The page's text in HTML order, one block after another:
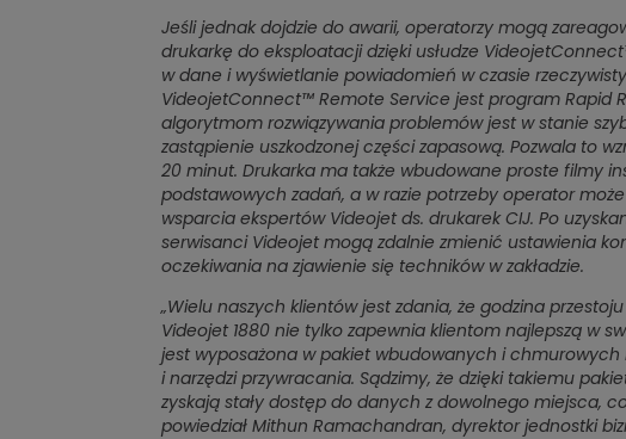
Jeśli jednak dojdzie do awarii, operatorzy mogą
drukarkę do eksploatacji dzięki usłudze
w dane i wyświetlanie powiadomień w czasie
VideojetConnect™ Remote Service jest program Rapid
algorytmom rozwiązywania problemów jest w stanie
zastąpienie uszkodzonej części zapasową. Pozwala to
20 minut. Drukarka ma także wbudowane proste filmy
podstawowych zadań, a w razie potrzeby operator
wsparcia ekspertów Videojet ds. drukarek CIJ. Po
serwisanci Videojet mogą zdalnie zmienić ustawienia
oczekiwania na zjawienie się techników w zakładzie.
„Wielu naszych klientów jest zdania, że godzina
Videojet 1880 nie tylko zapewnia klientom najlepszą w
jest wyposażona w pakiet wbudowanych i chmurowych
i narzędzi przywracania. Sądzimy, że dzięki takiemu
zyskają stały dostęp do danych z dowolnego miejsca,
powiedział Mithun Ramachandran, dyrektor jednostki